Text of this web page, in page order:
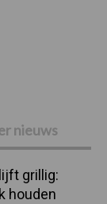
nieuws
grillig:
houden